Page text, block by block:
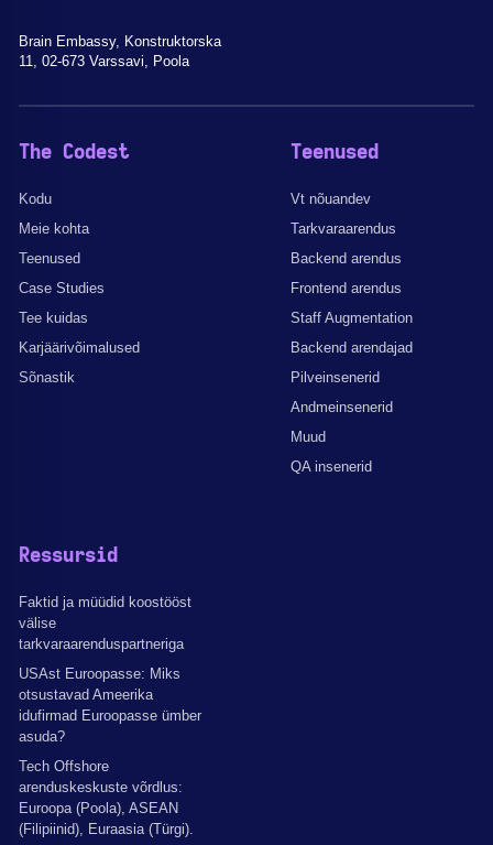
Brain Embassy, Konstruktorska
11, 02-673 Varssavi, Poola
The Codest
Kodu
Meie kohta
Teenused
Case Studies
Tee kuidas
Karjäärivõimalused
Sõnastik
Teenused
Vt nõuandev
Tarkvaraarendus
Backend arendus
Frontend arendus
Staff Augmentation
Backend arendajad
Pilveinsenerid
Andmeinsenerid
Muud
QA insenerid
Ressursid
Faktid ja müüdid koostööst
välise
tarkvaraarenduspartneriga
USAst Euroopasse: Miks
otsustavad Ameerika
idufirmad Euroopasse ümber
asuda?
Tech Offshore
arenduskeskuste võrdlus:
Euroopa (Poola), ASEAN
(Filipiinid), Euraasia (Türgi).